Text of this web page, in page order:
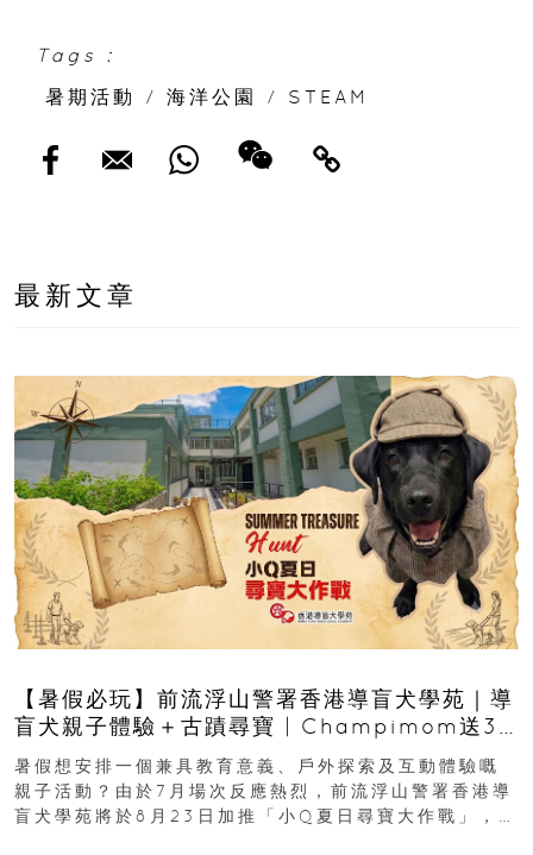
Tags :
暑期活動
/ 海洋公園 / STEAM
最新文章
【暑假必玩】前流浮山警署香港導盲犬學苑｜導
盲犬親子體驗＋古蹟尋寶 | Champimom送3
組免費名額
暑假想安排一個兼具教育意義、戶外探索及互動體驗嘅
親子活動？由於7月場次反應熱烈，前流浮山警署香港導
盲犬學苑將於8月23日加推「小Q夏日尋寶大作戰」，家